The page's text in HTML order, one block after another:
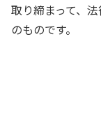
取り締まって、
のものです。